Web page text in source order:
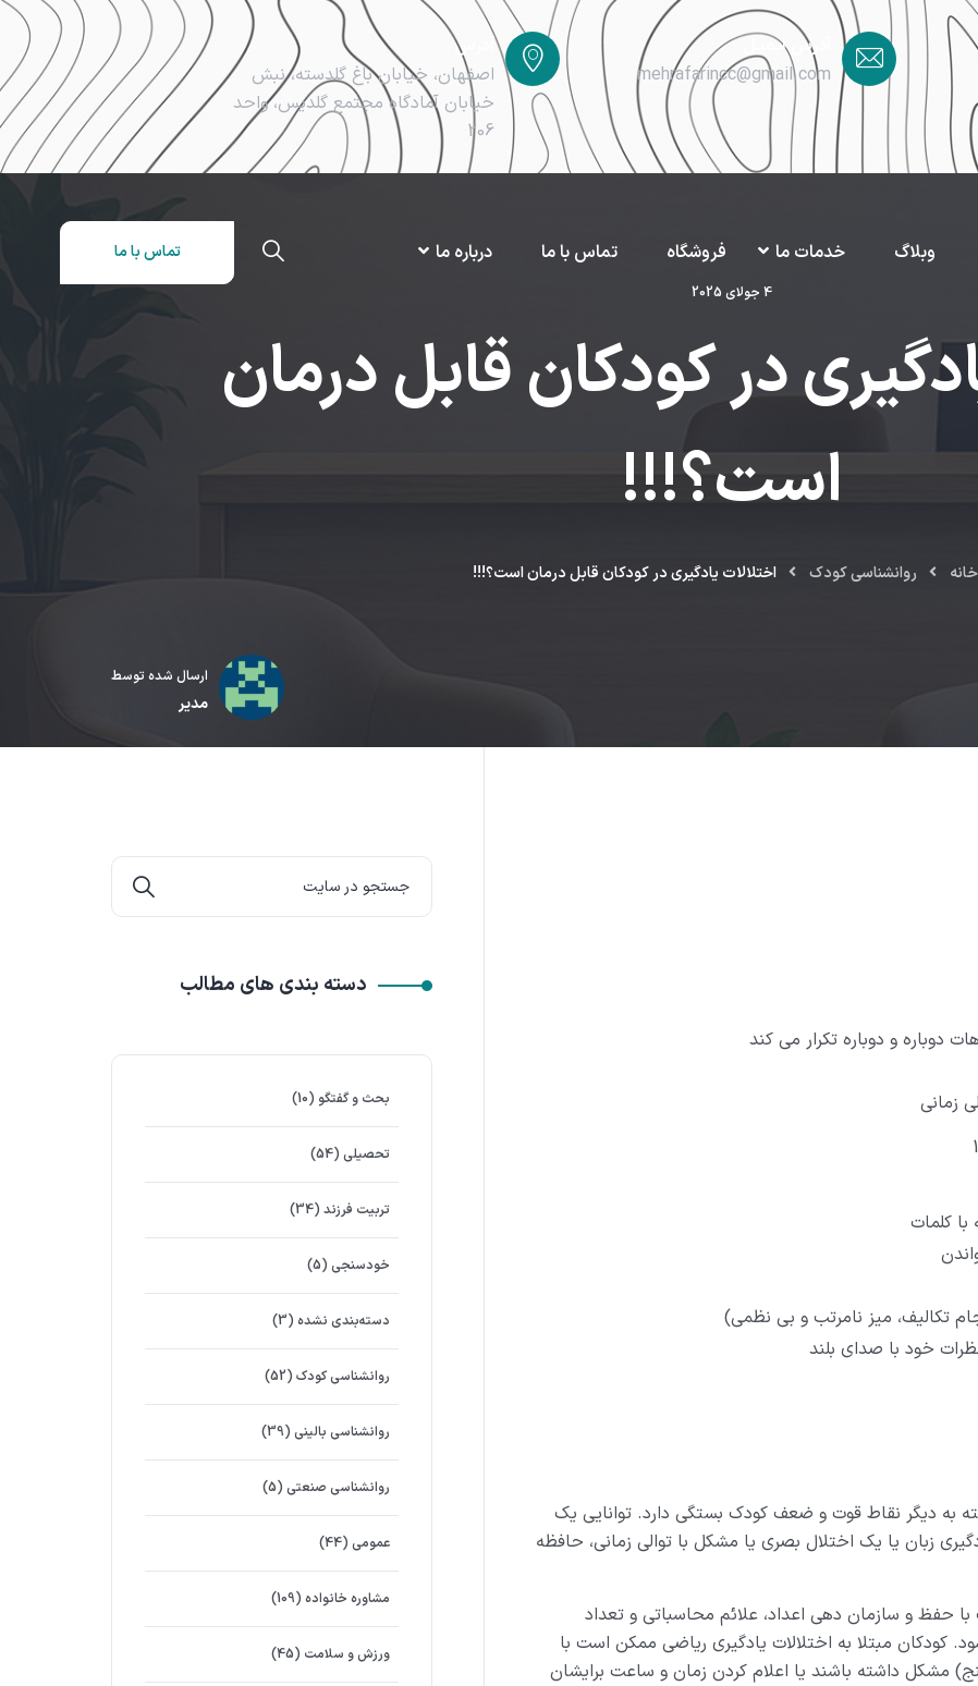
آدرس ایمیل
mehrafarincc@gmail.com
آدرس
اصفهان، خیابان باغ گلدسته، نبش
خیابان آمادگاه مجتمع گلدیس، واحد
206
وبلاگ خدمات ما فروشگاه تماس با ما درباره ما تماس با ما
4 جولای 2025
در کودکان قابل درمان
است؟!!!
خانه روانشناسي كودك اختلالات یادگیری در کودکان قابل درمان است؟!!!
ارسال شده توسط
مدیر
دوباره و دوباره تکرار می کند
زمانی
کلمات
تکالیف، میز نامرتب و بی نظمی)
خود با صدای بلند
به دیگر نقاط قوت و ضعف کودک بستگی دارد. توانایی یک
زبان یا یک اختلال بصری یا مشکل با توالی زمانی، حافظه
حفظ و سازمان دهی اعداد، علائم محاسباتی و تعداد
دچار مشکل شود. کودکان مبتلا به اختلالات یادگیری ریاضی ممکن است با
مشکل داشته باشند یا اعلام کردن زمان و ساعت برایشان
دسته بندی های مطالب
بحث و گفتگو (10)
تحصیلی (54)
تربیت فرزند (34)
خودسنجی (5)
دسته‌بندی نشده (3)
روانشناسي كودك (52)
روانشناسی بالینی (39)
روانشناسی صنعتی (5)
عمومی (44)
مشاوره خانواده (109)
ورزش و سلامت (45)